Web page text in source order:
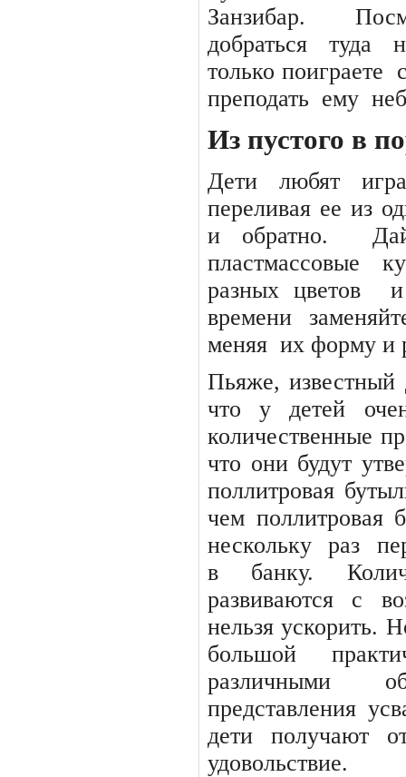
Занзибар.
добраться
туда
только поиграете
преподать ему
Из пустого в
Дети любят
переливая ее из
и обратно.
пластмассовые
разных цветов
и
времени
меняя их форму и
Пьяже, известный
что у детей
количественные
что они будут
поллитровая
чем поллитровая
нескольку
раз
в
банку.
развиваются с
нельзя ускорить.
большой
различными
представления
дети получают
удовольствие.